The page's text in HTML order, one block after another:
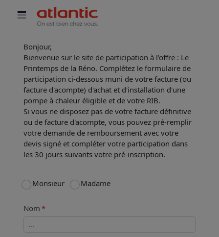
Bonjour,
Bienvenue sur le site de participation à l'offre : Le
Printemps de la Réno. Complétez le formulaire de
participation ci-dessous muni de votre facture (ou
facture d'acompte) d'achat et d'installation d'une
pompe à chaleur éligible et de votre RIB.
Si vous ne disposez pas de votre facture définitive
ou de facture d'acompte, vous pouvez pré-remplir
votre demande de remboursement avec votre
devis signé et compléter votre participation dans
les 30 jours suivants votre pré-inscription.
Monsieur Madame
Nom